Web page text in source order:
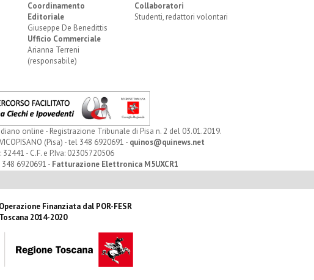
Coordinamento
Editoriale
Giuseppe De Benedittis
Ufficio Commerciale
Arianna Terreni
(responsabile)
Collaboratori
Studenti, redattori volontari
online - Registrazione Tribunale di Pisa n. 2 del 03.01.2019.
(Pisa) - tel 348 6920691 - quinos@quinews.net
- C.F. e P.Iva: 02305720506
348 6920691 - Fatturazione Elettronica M5UXCR1
Operazione Finanziata dal POR-FESR
Toscana 2014-2020